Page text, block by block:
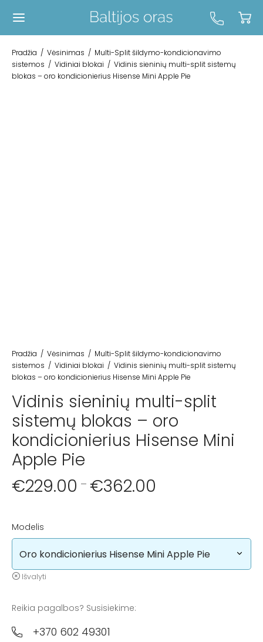
Pradžia / Vėsinimas / Multi-Split šildymo-kondicionavimo
sistemos / Vidiniai blokai / Vidinis sieninių multi-split sistemų
blokas – oro kondicionierius Hisense Mini Apple Pie
Pradžia / Vėsinimas / Multi-Split šildymo-kondicionavimo
sistemos / Vidiniai blokai / Vidinis sieninių multi-split sistemų
blokas – oro kondicionierius Hisense Mini Apple Pie
Vidinis sieninių multi-split
sistemų blokas – oro
kondicionierius Hisense Mini
Apple Pie
€229.00 – €362.00
Modelis
Išvalyti
Reikia pagalbos? Susisiekime:
+370 602 49301